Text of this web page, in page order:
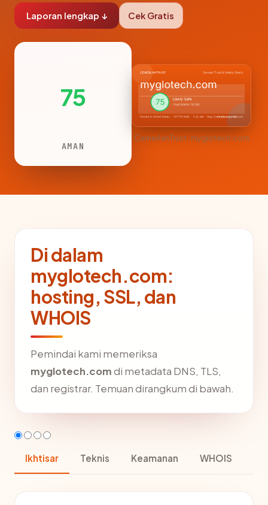
Laporan lengkap ↓ Cek Gratis
75
AMAN
CemerlanTrust · myglotech.com
Di dalam
myglotech.com:
hosting, SSL, dan
WHOIS
Pemindai kami memeriksa
myglotech.comdi metadata DNS, TLS,
dan registrar. Temuan dirangkum di bawah.
Ikhtisar Teknis Keamanan WHOIS